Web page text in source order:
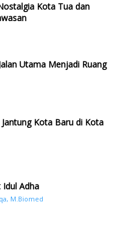
Kota Tua dan
Utama Menjadi Ruang
Kota Baru di Kota
Idul Adha
M.Biomed